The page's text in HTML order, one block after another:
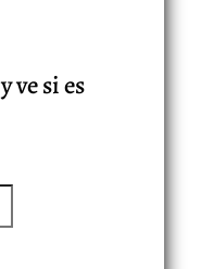
ve si es